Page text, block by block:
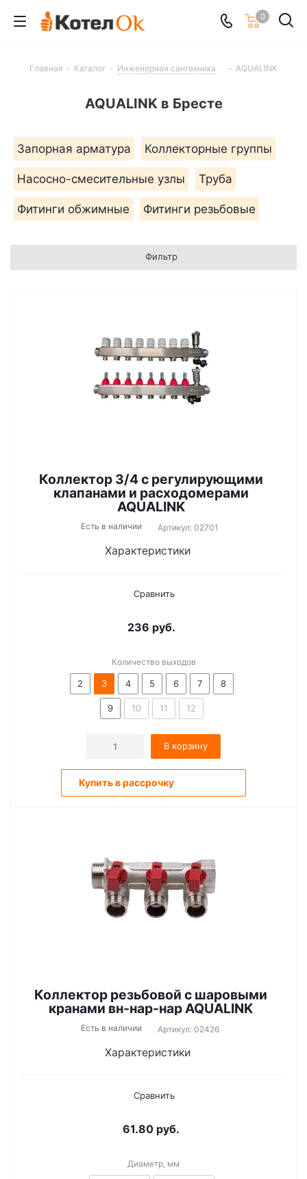
0
Главная - Каталог - Инженерная сантехника - AQUALINK
AQUALINK в Бресте
Запорная арматура Коллекторные группы
Насосно-смесительные узлы Труба
Фитинги обжимные Фитинги резьбовые
Фильтр
Коллектор 3/4 с регулирующими
клапанами и расходомерами
AQUALINK
Есть в наличии Артикул: 02701
Характеристики
Сравнить
236 руб.
Количество выходов
2 3 4 5 6 7 8
9 10 11 12
В корзину
Купить в рассрочку
Коллектор резьбовой с шаровыми
кранами вн-нар-нар AQUALINK
Есть в наличии Артикул: 02426
Характеристики
Сравнить
61.80 руб.
Диаметр, мм